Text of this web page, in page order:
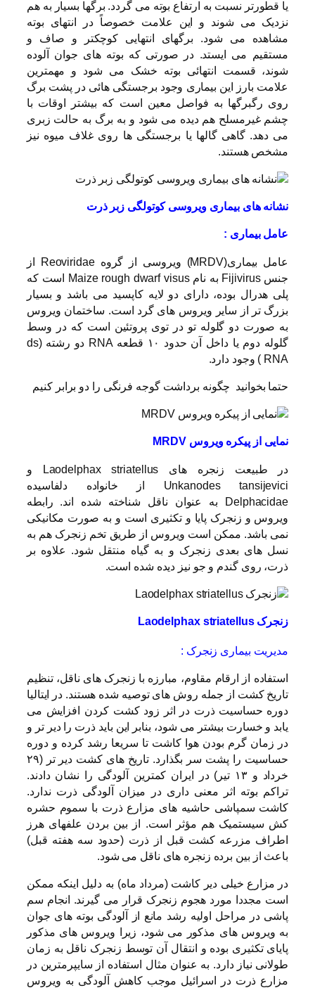
یا قطورتر نسبت به ارتفاع بوته می گردد. برگها بسیار به هم
نزدیک می شوند و این علامت خصوصاً در انتهای بوته
مشاهده می شود. برگهای انتهایی کوچکتر و صاف و
مستقیم می ایستد. در صورتی که بوته های جوان آلوده
شوند، قسمت انتهائی بوته خشک می شود و مهمترین
علامت بارز این بیماری وجود برجستگی هائی در پشت برگ
روی رگبرگها به فواصل معین است که بیشتر اوقات با
چشم غیرمسلح هم دیده می شود و به برگ به حالت زبری
می دهد. گاهی گالها یا برجستگی ها روی غلاف میوه نیز
مشخص هستند.
نشانه های بیماری ویروسی کوتولگی زبر ذرت
عامل بیماری :
عامل بیماری(MRDV) ویروسی از گروه Reoviridae از
جنس Fijivirus به نام Maize rough dwarf visus است که
پلی هدرال بوده، دارای دو لایه کاپسید می باشد و بسیار
بزرگ تر از سایر ویروس های گرد است. ساختمان ویروس
به صورت دو گلوله تو در توی پروتئین است که در وسط
گلوله دوم یا داخل آن حدود ۱۰ قطعه RNA دو رشته (ds
RNA ) وجود دارد.
حتما بخوانید چگونه برداشت گوجه فرنگی را دو برابر کنیم
نمایی از پیکره ویروس MRDV
در طبیعت زنجره های Laodelphax striatellus و
Unkanodes tansijevici از خانواده دلفاسیده
Delphacidae به عنوان ناقل شناخته شده اند. رابطه
ویروس و زنجرک پایا و تکثیری است و به صورت مکانیکی
نمی باشد. ممکن است ویروس از طریق تخم زنجرک هم به
نسل های بعدی زنجرک و به گیاه منتقل شود. علاوه بر
ذرت، روی گندم و جو نیز دیده شده است.
زنجرک Laodelphax striatellus
مدیریت بیماری زنجرک :
استفاده از ارقام مقاوم، مبارزه با زنجرک های ناقل، تنظیم
تاریخ کشت از جمله روش های توصیه شده هستند. در ایتالیا
دوره حساسیت ذرت در اثر زود کشت کردن افزایش می
یابد و خسارت بیشتر می شود، بنابر این باید ذرت را دیر تر و
در زمان گرم بودن هوا کاشت تا سریعا رشد کرده و دوره
حساسیت را پشت سر بگذارد. تاریخ های کشت دیر تر (۲۹
خرداد و ۱۳ تیر) در ایران کمترین آلودگی را نشان دادند.
تراکم بوته اثر معنی داری در میزان آلودگی ذرت ندارد.
کاشت سمپاشی حاشیه های مزارع ذرت با سموم حشره
کش سیستمیک هم مؤثر است. از بین بردن علفهای هرز
اطراف مزرعه کشت قبل از ذرت (حدود سه هفته قبل)
باعث از بین برده زنجره های ناقل می شود.
در مزارع خیلی دیر کاشت (مرداد ماه) به دلیل اینکه ممکن
است مجددا مورد هجوم زنجرک قرار می گیرند. انجام سم
پاشی در مراحل اولیه رشد مانع از آلودگی بوته های جوان
به ویروس های مذکور می شود، زیرا ویروس های مذکور
پایای تکثیری بوده و انتقال آن توسط زنجرک ناقل به زمان
طولانی نیاز دارد. به عنوان مثال استفاده از سایپرمترین در
مزارع ذرت در اسرائیل موجب کاهش آلودگی به ویروس